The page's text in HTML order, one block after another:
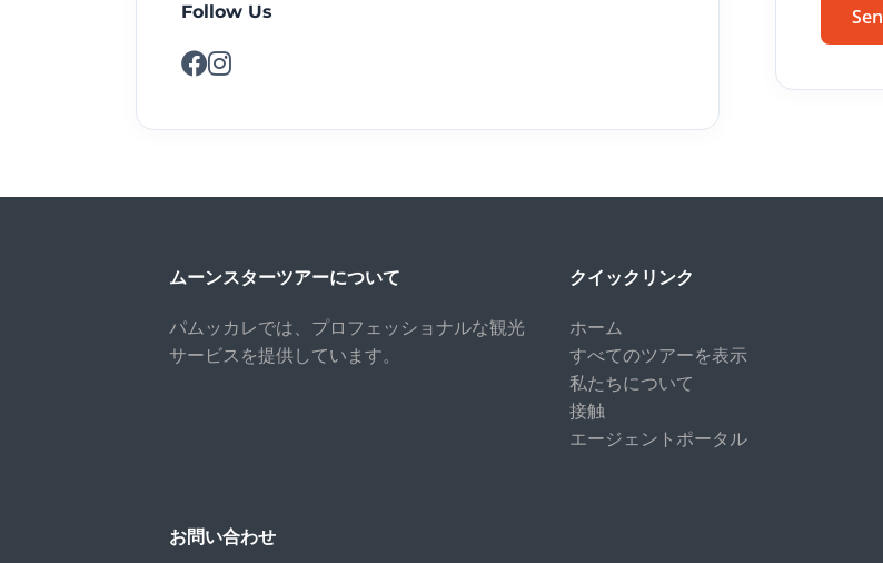
Follow Us
ムーンスターツアーについて
パムッカレでは、プロフェッショナルな観光
サービスを提供しています。
クイックリンク
ホーム
すべてのツアーを表示
私たちについて
接触
エージェントポータル
お問い合わせ